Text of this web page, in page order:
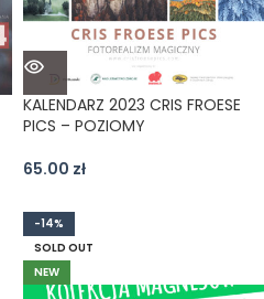
KALENDARZ 2023 CRIS FROESE
PICS – POZIOMY
65.00 zł
-14%
SOLD OUT
NEW